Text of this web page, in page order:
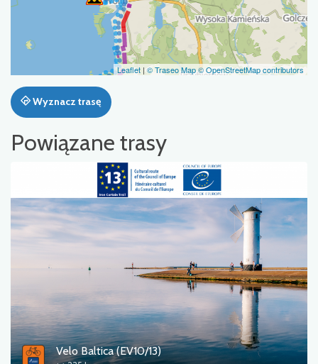
Leaflet | © Traseo Map© OpenStreetMap contributors
Wyznacz trasę
Powiązane trasy
Velo Baltica (EV10/13)